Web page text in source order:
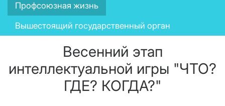
Профсоюзная жизнь
Вышестоящий государственный орган
Весенний этап
интеллектуальной игры "ЧТО?
ГДЕ? КОГДА?"